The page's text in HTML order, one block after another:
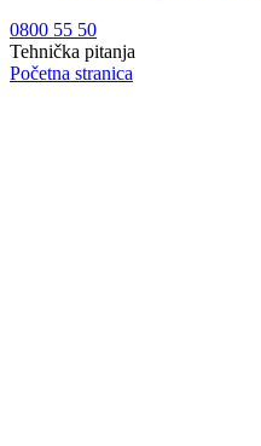
0800 55 50
Tehnička pitanja
Početna stranica